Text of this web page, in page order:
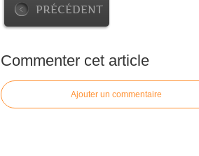
PRÉCÉDENT
Commenter cet article
Ajouter un commentaire